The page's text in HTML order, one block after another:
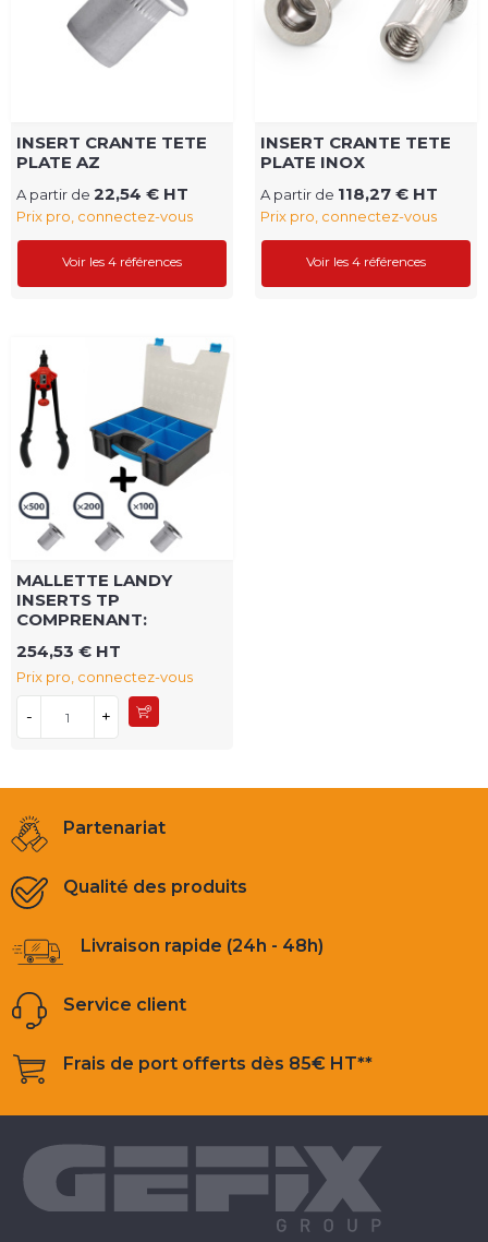
INSERT CRANTE TETE
PLATE AZ
A partir de 22,54 € HT
Prix pro, connectez-vous
Voir les 4 références
INSERT CRANTE TETE
PLATE INOX
A partir de 118,27 € HT
Prix pro, connectez-vous
Voir les 4 références
MALLETTE LANDY
INSERTS TP
COMPRENANT:
254,53 € HT
Prix pro, connectez-vous
- +
Partenariat
Qualité des produits
Livraison rapide (24h - 48h)
Service client
Frais de port offerts dès 85€ HT**